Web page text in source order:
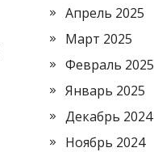
Апрель 2025
Март 2025
Февраль 2025
Январь 2025
Декабрь 2024
Ноябрь 2024